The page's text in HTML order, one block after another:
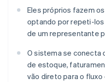
Eles próprios fazem
optando por repeti-
de um representante
O sistema se conecta
de estoque,
vão direto para o fluxo